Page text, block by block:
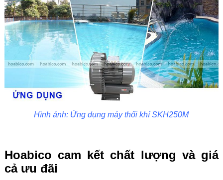
Hình ảnh: Ứng dụng máy thổi khí SKH250M
Hoabico cam kết chất lượng và giá
cả ưu đãi